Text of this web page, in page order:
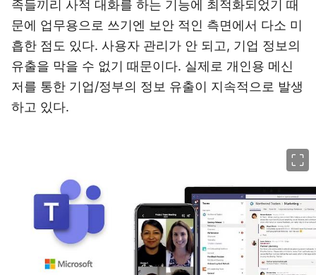
족들끼리 사적 대화를 하는 기능에 최적화되었기 때
문에 업무용으로 쓰기엔 보안 적인 측면에서 다소 미
흡한 점도 있다. 사용자 관리가 안 되고, 기업 정보의
유출을 막을 수 없기 때문이다. 실제로 개인용 메신
저를 통한 기업/정부의 정보 유출이 지속적으로 발생
하고 있다.